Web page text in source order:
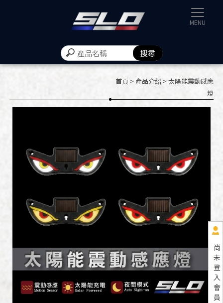
尚
未
登
入
會
員
速辰
首頁 > 產品介紹 > 太陽能震動感應
燈